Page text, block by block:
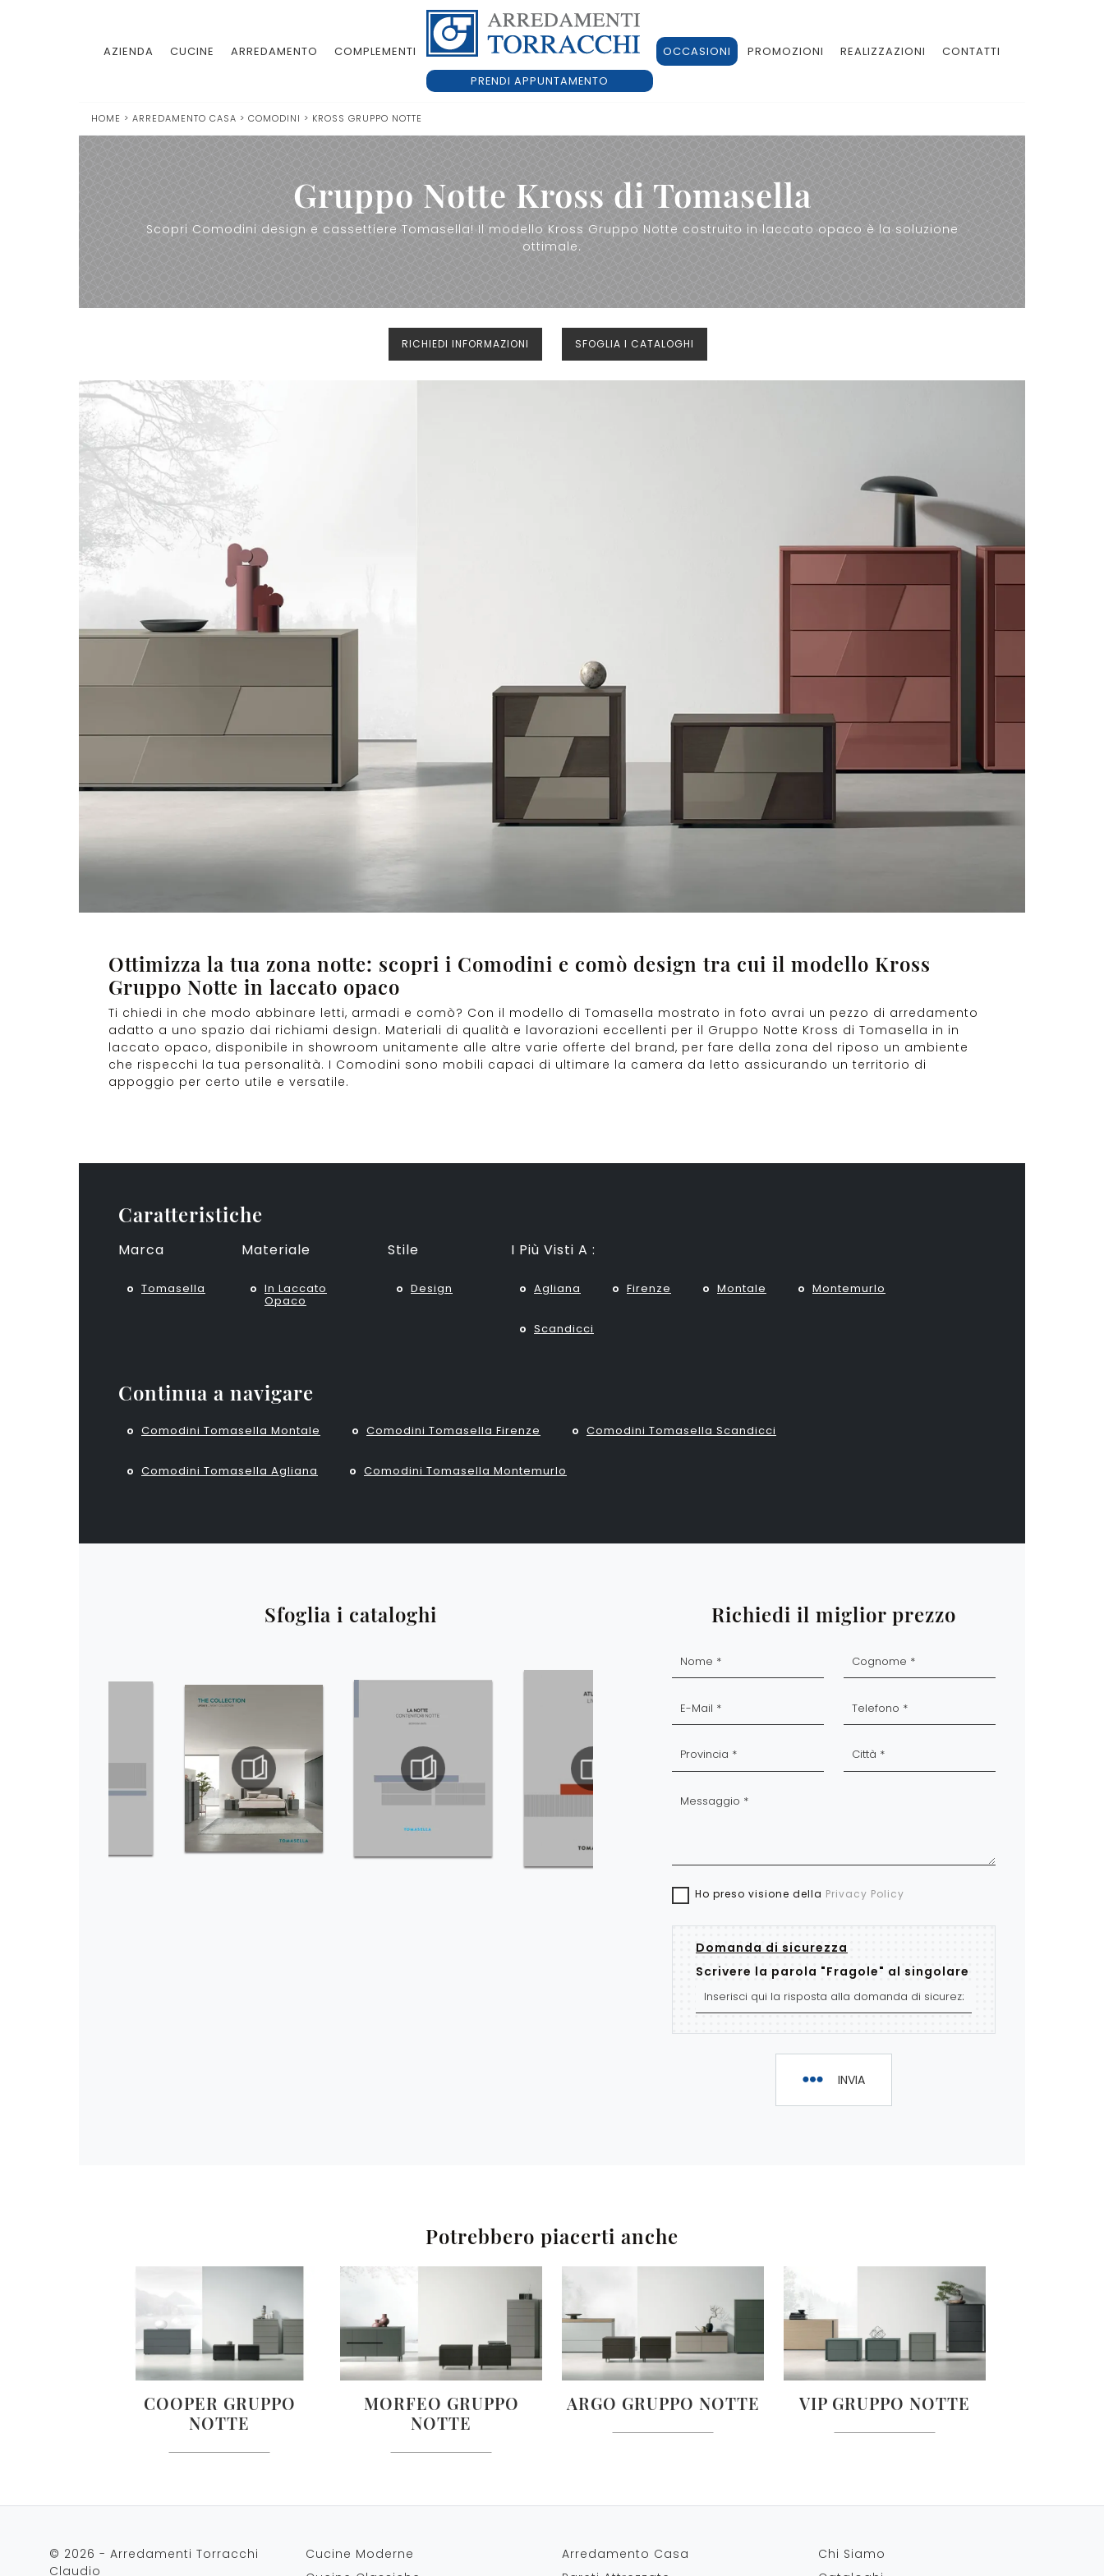
AZIENDA CUCINE ARREDAMENTO COMPLEMENTI
PRENDI APPUNTAMENTO
OCCASIONI PROMOZIONI REALIZZAZIONI CONTATTI
HOME > ARREDAMENTO CASA > COMODINI > KROSS GRUPPO NOTTE
Gruppo Notte Kross di Tomasella
Scopri Comodini design e cassettiere Tomasella! Il modello Kross Gruppo Notte costruito in laccato opaco è la soluzione
ottimale.
RICHIEDI INFORMAZIONI SFOGLIA I CATALOGHI
Ottimizza la tua zona notte: scopri i Comodini e comò design tra cui il modello Kross
Gruppo Notte in laccato opaco
Ti chiedi in che modo abbinare letti, armadi e comò? Con il modello di Tomasella mostrato in foto avrai un pezzo di arredamento
adatto a uno spazio dai richiami design. Materiali di qualità e lavorazioni eccellenti per il Gruppo Notte Kross di Tomasella in in
laccato opaco, disponibile in showroom unitamente alle altre varie offerte del brand, per fare della zona del riposo un ambiente
che rispecchi la tua personalità. I Comodini sono mobili capaci di ultimare la camera da letto assicurando un territorio di
appoggio per certo utile e versatile.
Caratteristiche
Marca
Tomasella
Materiale
In Laccato
Opaco
Stile
Design
I Più Visti A :
Agliana Firenze Montale Montemurlo
Scandicci
Continua a navigare
Comodini Tomasella Montale Comodini Tomasella Firenze Comodini Tomasella Scandicci
Comodini Tomasella Agliana Comodini Tomasella Montemurlo
Sfoglia i cataloghi Richiedi il miglior prezzo
Ho preso visione della Privacy Policy
Domanda di sicurezza
Scrivere la parola "Fragole" al singolare
INVIA
Potrebbero piacerti anche
COOPER GRUPPO
NOTTE
MORFEO GRUPPO
NOTTE
ARGO GRUPPO NOTTE VIP GRUPPO NOTTE
© 2026 - Arredamenti Torracchi
Claudio
Cucine Moderne
Arredamento Casa
Chi Siamo